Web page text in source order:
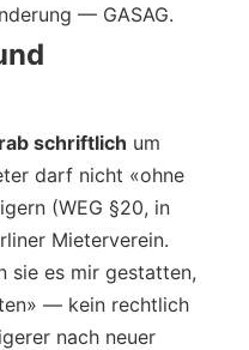
— GASAG.
schriftlich um
darf nicht «ohne
(WEG §20, in
Mieterverein.
sie es mir gestatten,
— kein rechtlich
nach neuer